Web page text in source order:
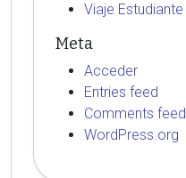
Viaje Estudiante
Meta
Acceder
Entries feed
Comments feed
WordPress.org